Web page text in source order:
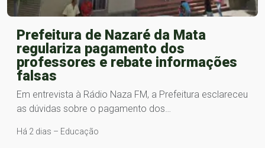
Prefeitura de Nazaré da Mata
regulariza pagamento dos
professores e rebate informações
falsas
Em entrevista à Rádio Naza FM, a Prefeitura esclareceu
as dúvidas sobre o pagamento dos…
Há 2 dias – Educação